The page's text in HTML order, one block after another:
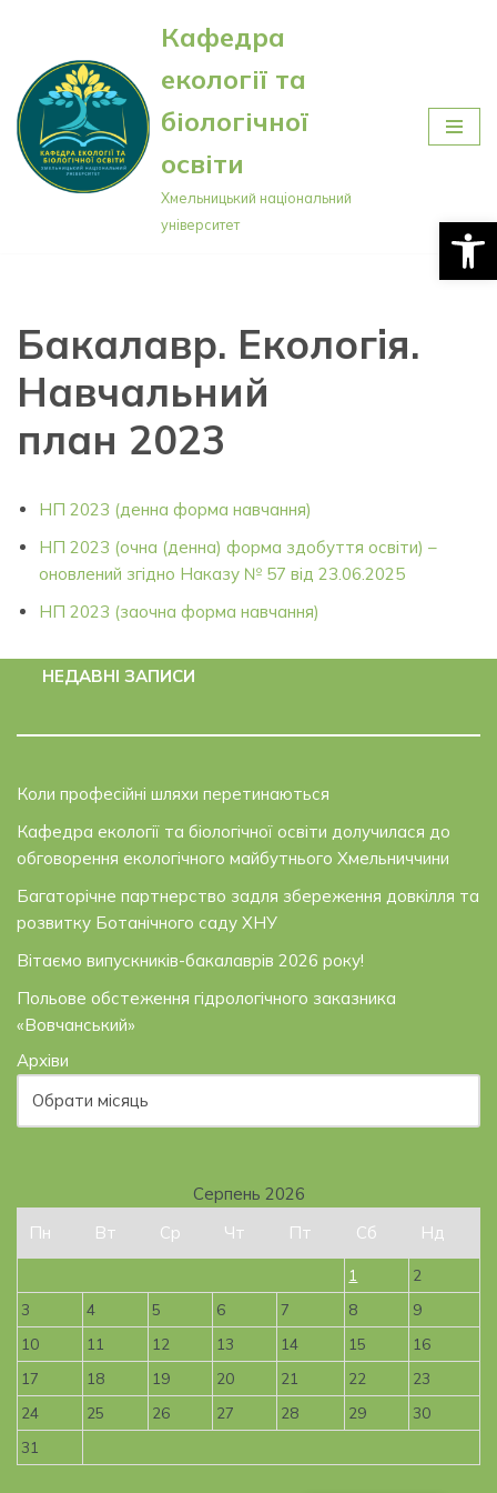
Перейти
до
вмісту
Кафедра
екології та
біологічної
освіти
Хмельницький національний
університет
Бакалавр. Екологія.
Навчальний
план 2023
НП 2023 (денна форма навчання)
НП 2023 (очна (денна) форма здобуття освіти) –
оновлений згідно Наказу № 57 від 23.06.2025
НП 2023 (заочна форма навчання)
НЕДАВНІ ЗАПИСИ
Коли професійні шляхи перетинаються
Кафедра екології та біологічної освіти долучилася до
обговорення екологічного майбутнього Хмельниччини
Багаторічне партнерство задля збереження довкілля та
розвитку Ботанічного саду ХНУ
Вітаємо випускників-бакалаврів 2026 року!
Польове обстеження гідрологічного заказника
«Вовчанський»
Архіви
Серпень 2026
Пн
Вт Ср Чт Пт Сб Нд
1
2
3
4 5 6 7 8
9
10
11 12 13 14 15
16
17
18 19 20 21 22
23
24
25 26 27 28 29
30
31